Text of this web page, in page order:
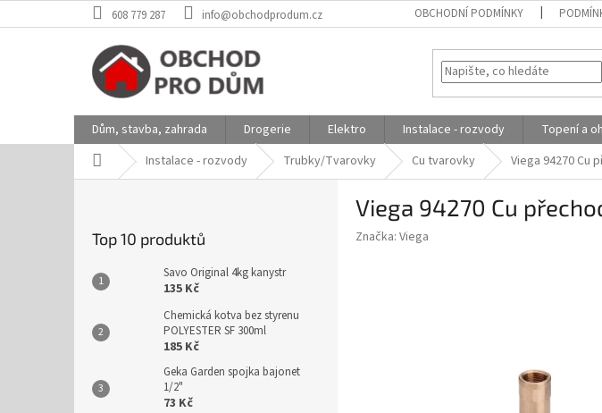
na
608 779 287 info@obchodprodum.cz OBCHODNÍ PODMÍNKY
Dům, stavba, zahrada Drogerie Elektro Instalace - rozvody Topení a
Domů Instalace - rozvody Trubky/Tvarovky Cu tvarovky Viega 94270 Cu
Top 10 produktů
Savo Original 4kg kanystr
135 Kč
Chemická kotva bez styrenu
POLYESTER SF 300ml
185 Kč
Geka Garden spojka bajonet
1/2"
73 Kč
Viega 94270 Cu
Značka: Viega